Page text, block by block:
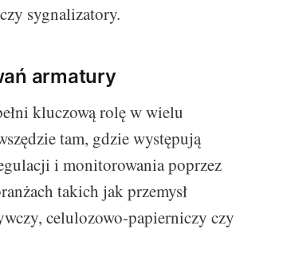
sygnalizatory.
armatury
kluczową rolę w wielu
tam, gdzie występują
i monitorowania poprzez
takich jak przemysł
celulozowo-papierniczy czy